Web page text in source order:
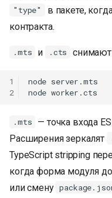
"type"
в пакете,
контракта.
.mts и .cts снимают
1
2
node server.mts
node
.mts — точка входа
Расширения зеркалят
TypeScript stripping
когда форма модуля
или смену